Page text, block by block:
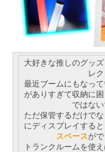
大好きな推しのグッ
レ
最近ブームにもなっ
がありすぎて収納に
ではな
ただ保管するだけで
にディスプレイすると
スペースが
トランクルームを使